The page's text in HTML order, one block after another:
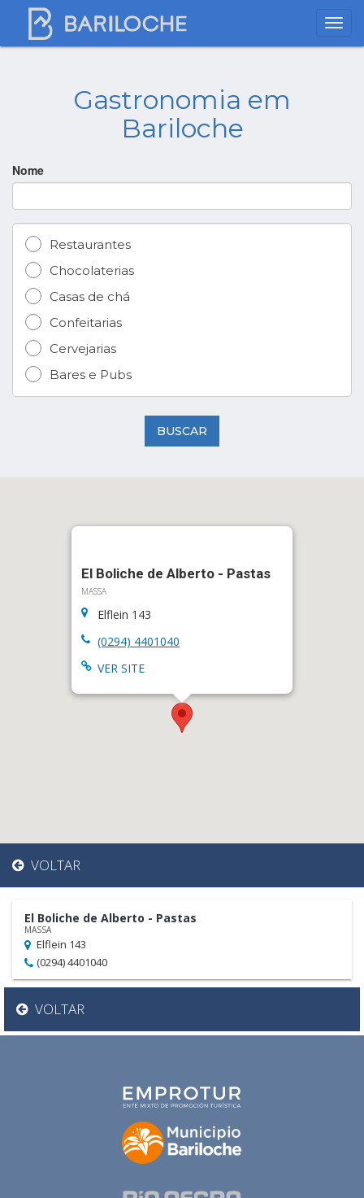
Gastronomia em
Bariloche
Nome
Restaurantes
Chocolaterias
Casas de chá
Confeitarias
Cervejarias
Bares e Pubs
BUSCAR
El Boliche de Alberto - Pastas
MASSA
Elflein 143
(0294) 4401040
VER SITE
VOLTAR
El Boliche de Alberto - Pastas
MASSA
Elflein 143
(0294) 4401040
VOLTAR